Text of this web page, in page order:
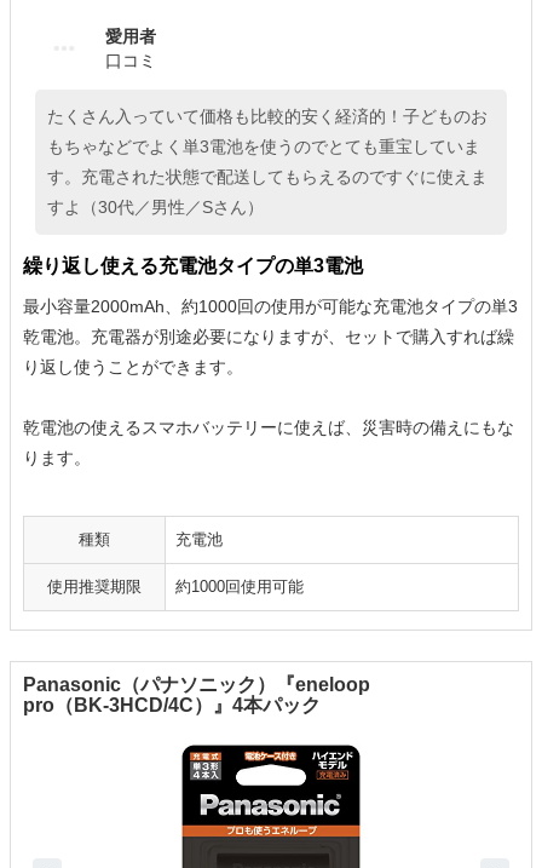
愛用者
口コミ
たくさん入っていて価格も比較的安く経済的！子どものお
もちゃなどでよく単3電池を使うのでとても重宝していま
す。充電された状態で配送してもらえるのですぐに使えま
すよ（30代／男性／Sさん）
繰り返し使える充電池タイプの単3電池
最小容量2000mAh、約1000回の使用が可能な充電池タイプの単3
乾電池。充電器が別途必要になりますが、セットで購入すれば繰
り返し使うことができます。
乾電池の使えるスマホバッテリーに使えば、災害時の備えにもな
ります。
種類 充電池
使用推奨期限 約1000回使用可能
Panasonic（パナソニック）『eneloop
pro（BK-3HCD/4C）』4本パック